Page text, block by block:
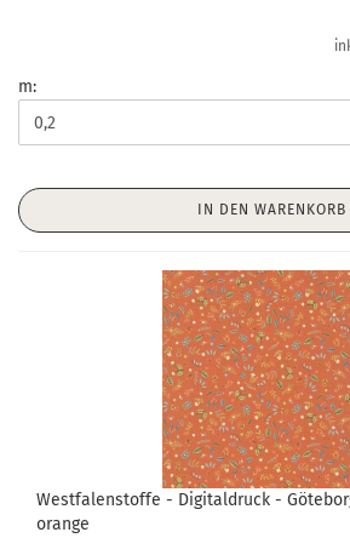
m:
IN DEN WARENKORB
Westfalenstoffe - Digitaldruck -
orange